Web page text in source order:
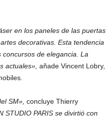
en los paneles de las puertas
decorativas. Esta tendencia
de elegancia. La
actuales», añade Vincent Lobry,
SM», concluye Thierry
STUDIO PARIS se divirtió con